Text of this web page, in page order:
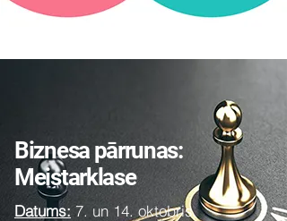
Biznesa pārrunas:
Meistarklase
Datums: 7. un 14. oktobris